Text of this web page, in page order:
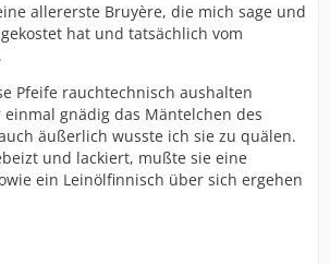
allererste Bruyère, die mich sage und
hat und tatsächlich vom
Pfeife rauchtechnisch aushalten
gnädig das Mäntelchen des
äußerlich wusste ich sie zu quälen.
und lackiert, mußte sie eine
ein Leinölfinnisch über sich ergehen